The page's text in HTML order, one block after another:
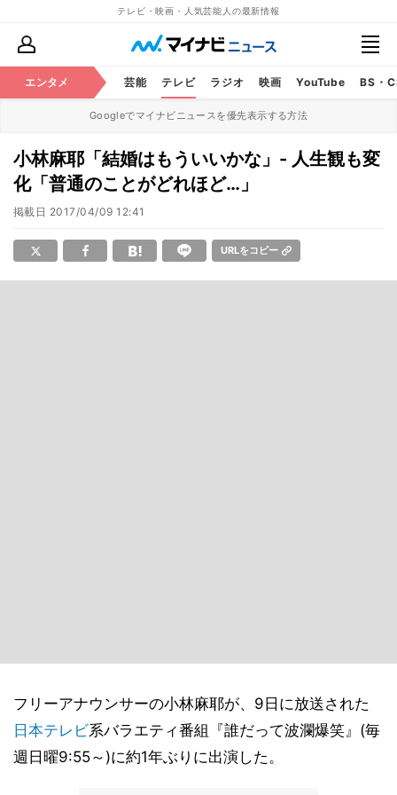
テレビ・映画・人気芸能人の最新情報
エンタメ 芸能 テレビ ラジオ 映画 YouTube BS・
Googleでマイナビニュースを優先表示する方法
小林麻耶「結婚はもういいかな」- 人生観も変
化「普通のことがどれほど…」
掲載日 2017/04/09 12:41
URLをコピー
フリーアナウンサーの小林麻耶が、9日に放送された
日本テレビ系バラエティ番組『誰だって波瀾爆笑』(毎
週日曜9:55～)に約1年ぶりに出演した。